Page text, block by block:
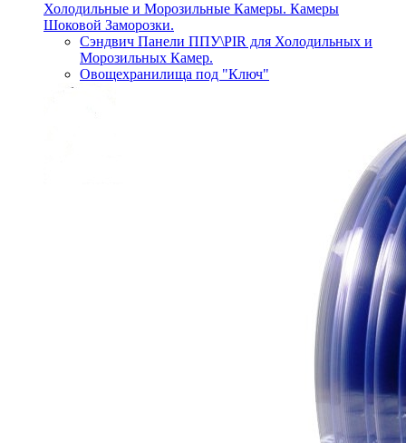
Холодильные и Морозильные Камеры. Камеры
Шоковой Заморозки.
Сэндвич Панели ППУ\PIR для Холодильных и
Морозильных Камер.
Овощехранилища под "Ключ"